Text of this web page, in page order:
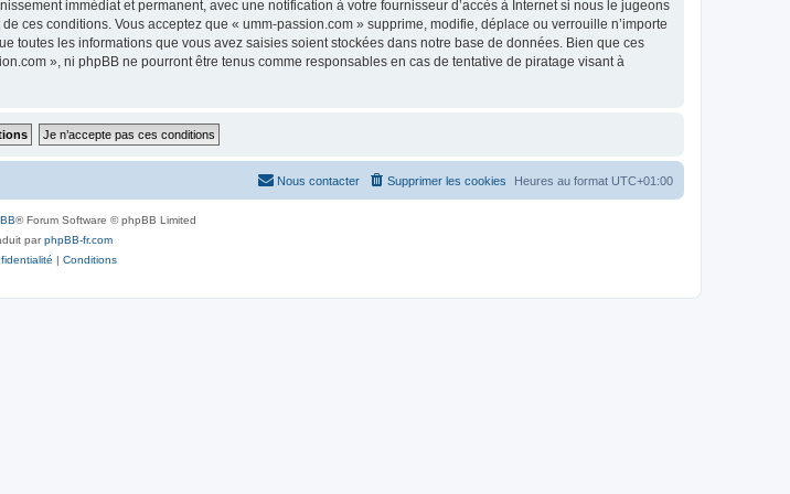
immédiat et permanent, avec une notification à votre fournisseur d’accès à Internet si nous le jugeons
ces conditions. Vous acceptez que « umm-passion.com » supprime, modifie, déplace ou verrouille n’importe
toutes les informations que vous avez saisies soient stockées dans notre base de données. Bien que ces
», ni phpBB ne pourront être tenus comme responsables en cas de tentative de piratage visant à
Heures au format UTC+01:00
Supprimer les cookies
Nous contacter
® Forum Software © phpBB Limited
parphpBB-fr.com
| Conditions